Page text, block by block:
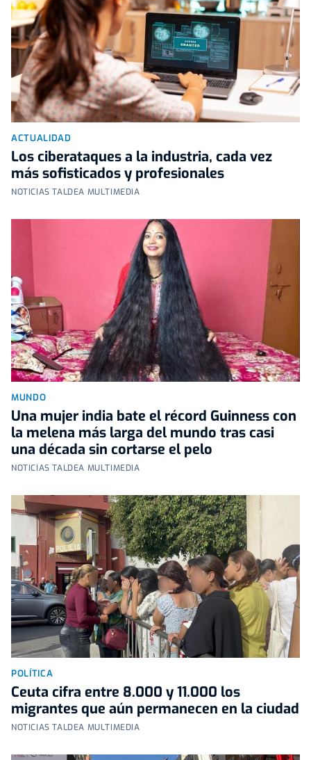
ACTUALIDAD
Los ciberataques a la industria, cada vez
más sofisticados y profesionales
NOTICIAS TALDEA MULTIMEDIA
MUNDO
Una mujer india bate el récord Guinness con
la melena más larga del mundo tras casi
una década sin cortarse el pelo
NOTICIAS TALDEA MULTIMEDIA
POLÍTICA
Ceuta cifra entre 8.000 y 11.000 los
migrantes que aún permanecen en la ciudad
NOTICIAS TALDEA MULTIMEDIA